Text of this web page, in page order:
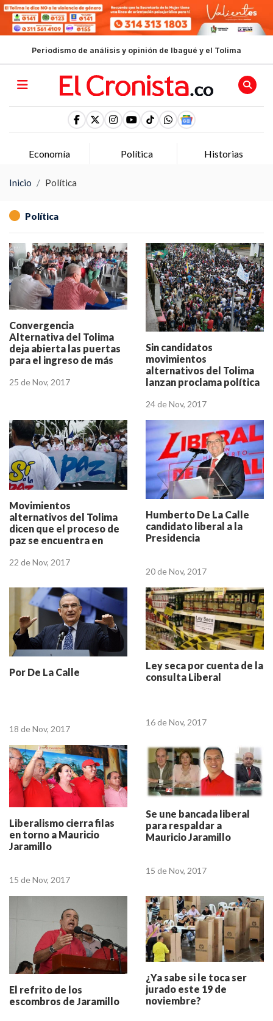
Periodismo de análisis y opinión de Ibagué y el Tolima
Economía Política Historias
Inicio Política
Política
Convergencia
Alternativa del Tolima
deja abierta las puertas
para el ingreso de más
25 de Nov, 2017
Sin candidatos
movimientos
alternativos del Tolima
lanzan proclama política
24 de Nov, 2017
Movimientos
alternativos del Tolima
dicen que el proceso de
paz se encuentra en
22 de Nov, 2017
Humberto De La Calle
candidato liberal a la
Presidencia
20 de Nov, 2017
Por De La Calle
18 de Nov, 2017
Ley seca por cuenta de la
consulta Liberal
16 de Nov, 2017
Liberalismo cierra filas
en torno a Mauricio
Jaramillo
15 de Nov, 2017
Se une bancada liberal
para respaldar a
Mauricio Jaramillo
15 de Nov, 2017
El refrito de los
escombros de Jaramillo
¿Ya sabe si le toca ser
jurado este 19 de
noviembre?